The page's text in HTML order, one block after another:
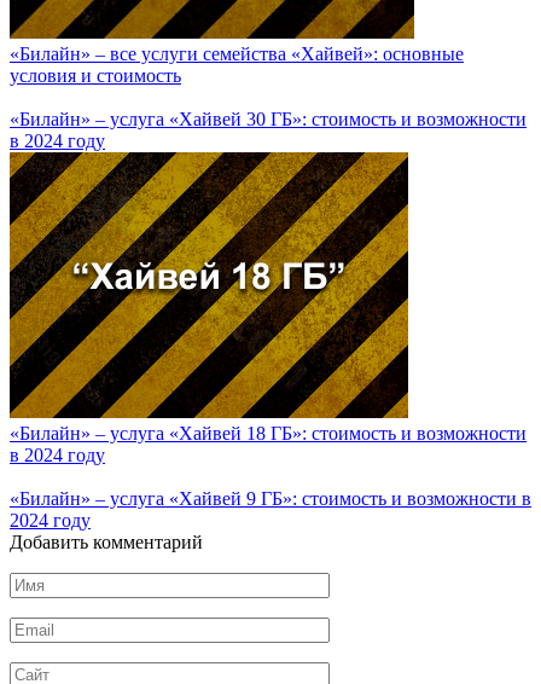
«Билайн» – все услуги семейства «Хайвей»: основные
условия и стоимость
«Билайн» – услуга «Хайвей 30 ГБ»: стоимость и возможности
в 2024 году
«Билайн» – услуга «Хайвей 18 ГБ»: стоимость и возможности
в 2024 году
«Билайн» – услуга «Хайвей 9 ГБ»: стоимость и возможности в
2024 году
Добавить комментарий
Имя
*
Email
*
Сайт